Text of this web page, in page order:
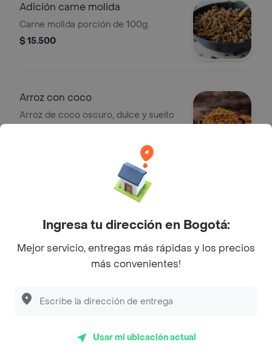
Adición carne molida
Carne molida porción de 100g.
$ 15.500
Arroz con coco
Arroz de coco oscuro, dulce y suelto
Platano maduro y dulce en tajada.
$ 4900
Papas a la francesa 150g aprox.
Ingresa tu dirección en Bogotá:
Mejor servicio, entregas más rápidas y los precios
más convenientes!
Usar mi ubicación actual